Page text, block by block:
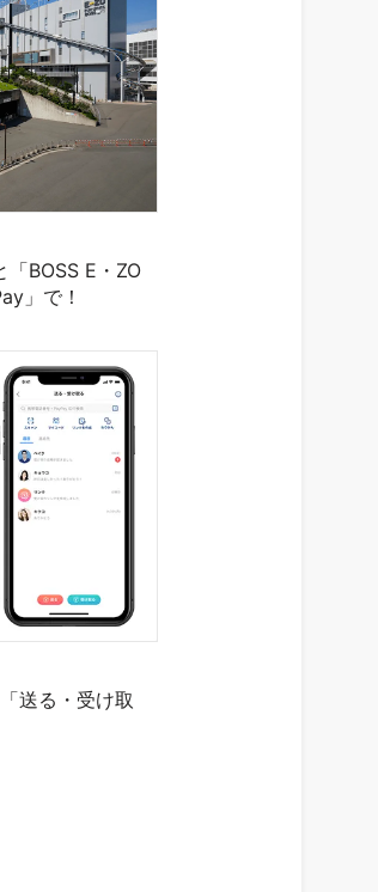
BOSS E・ZO
」で！
送る・受け取